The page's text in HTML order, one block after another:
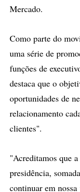
Mercado.
Como parte do
uma série de
funções de
destaca que o
oportunidades de
relacionamento
clientes".
"Acreditamos que
presidência,
continuar em